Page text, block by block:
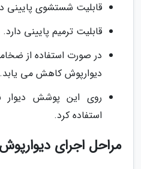
قابلیت شستشوی پایینی
قابلیت ترمیم پایینی دارد.
در صورت استفاده از
دیوارپوش کاهش می یابد.
روی این پوشش دیوار
استفاده کرد.
مراحل اجرای